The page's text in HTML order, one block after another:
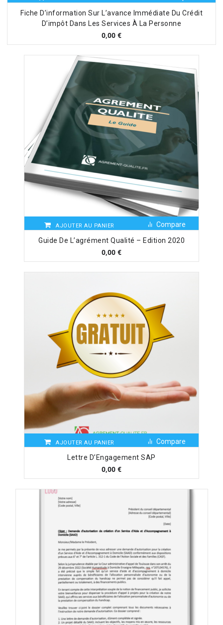
Fiche D’information Sur L’avance Immédiate Du Crédit
D’impôt Dans Les Services À La Personne
0,00 €
AJOUTER AU PANIER
Compare
Guide De L’agrément Qualité – Edition 2020
0,00 €
AJOUTER AU PANIER
Compare
Lettre D’Engagement SAP
0,00 €